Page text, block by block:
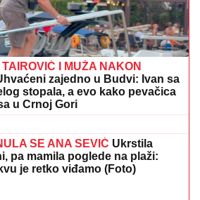
BEBU"Jelena Gavrilović
o svadbi, renoviranju
zašto je pristala na rijaliti i
"Išla sam roditeljima da
da odustajem"
JE MOJ POKLON ZA
Jovana Jeremić brutalno o
veridbi, DETALJIMA
ušla u pekaru da pravim
(VIDEO)